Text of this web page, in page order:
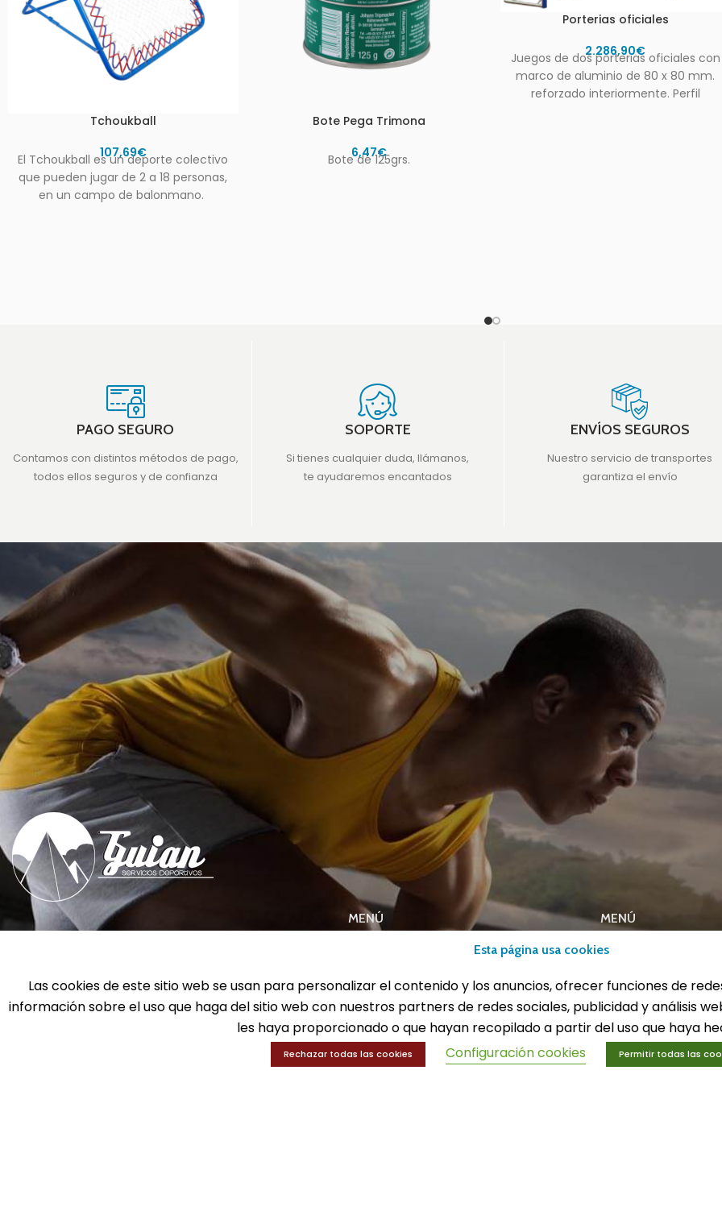
Tchoukball
107,69€
El Tchoukball es un deporte colectivo
que pueden jugar de 2 a 18 personas,
en un campo de balonmano.
Bote Pega Trimona
6,47€
Bote de 125grs.
Porterias oficiales
2.286,90€
Juegos de dos porterias oficiales con
marco de aluminio de 80 x 80 mm.
reforzado interiormente. Perfil
PAGO SEGURO
Contamos con distintos métodos de pago,
todos ellos seguros y de confianza
SOPORTE
Si tienes cualquier duda, llámanos,
te ayudaremos encantados
ENVÍOS SEGUROS
Nuestro servicio de transportes
garantiza el envío
Whatsapp: 609 72 24 10
Fax: 916 537 814
MENÚ
Educación física
Entrenamiento y educación física
MENÚ
Equipamiento
Innovaciones
Ofertas
Trofeos y medallas
Esta página usa cookies
Las cookies de este sitio web se usan para personalizar el contenido y los anuncios, ofrecer funciones de
información sobre el uso que haga del sitio web con nuestros partners de redes sociales, publicidad y análisis
les haya proporcionado o que hayan recopilado a partir del uso que haya
Rechazar todas las cookies Configuración cookies Permitir todas las